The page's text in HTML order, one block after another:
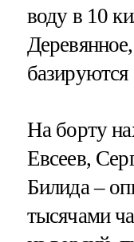
воду в 10
базируются
На борту
Евсеев,
Билида –
тысячами